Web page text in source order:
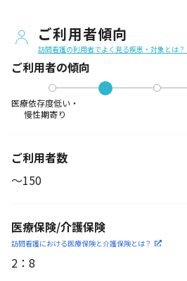
ご利用者傾向
訪問看護の利用者でよく見る疾患・対象とは？
ご利用者の傾向
医療依存度低い・
慢性期寄り
ご利用者数
〜150
医療保険/介護保険
訪問看護における医療保険と介護保険とは？
2 ： 8